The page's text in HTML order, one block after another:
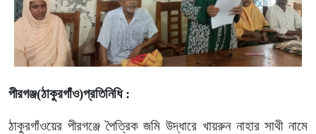
পীরগঞ্জ(ঠাকুরগাঁও)প্রতিনিধি :
ঠাকুরগাঁওয়ের পীরগঞ্জে পৈত্রিক জমি উদ্ধারে খায়রুন নাহার সাথী নামে